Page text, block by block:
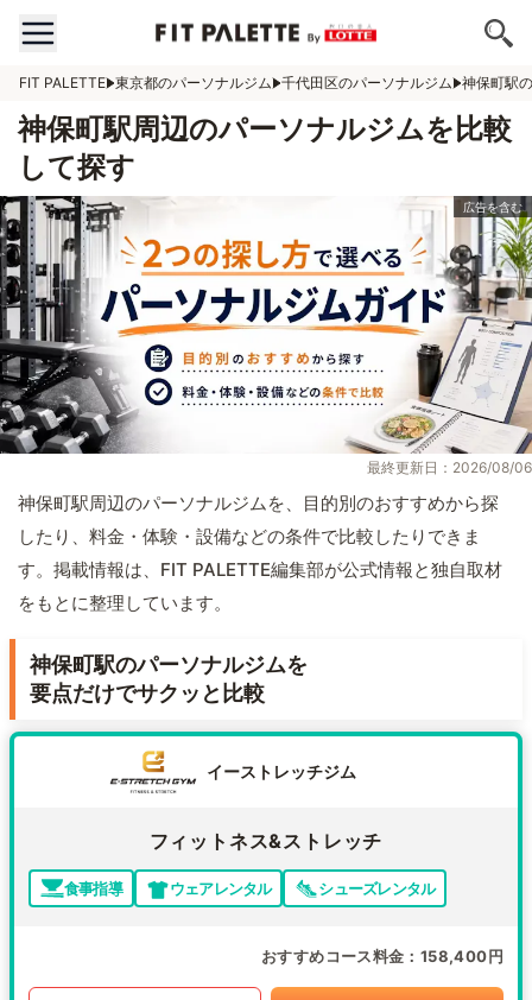
FIT PALETTE 東京都のパーソナルジム 千代田区のパーソナルジム 神保町駅
神保町駅周辺のパーソナルジムを比較
して探す
最終更新日：2026/08/06
神保町駅周辺のパーソナルジムを、目的別のおすすめから探
したり、料金・体験・設備などの条件で比較したりできま
す。掲載情報は、FIT PALETTE編集部が公式情報と独自取材
をもとに整理しています。
神保町駅のパーソナルジムを
要点だけでサクッと比較
イーストレッチジム
フィットネス&ストレッチ
食事指導 ウェアレンタル シューズレンタル
おすすめコース料金 158,400円